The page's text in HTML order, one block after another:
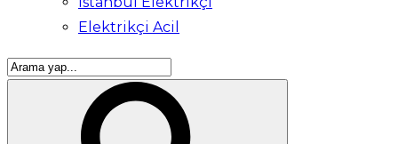
Elektrikçi Acil